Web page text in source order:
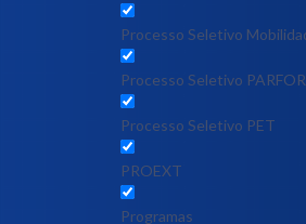
Processo Seletivo
Processo Seletivo PARFOR
Processo Seletivo PET
PROEXT
Programas